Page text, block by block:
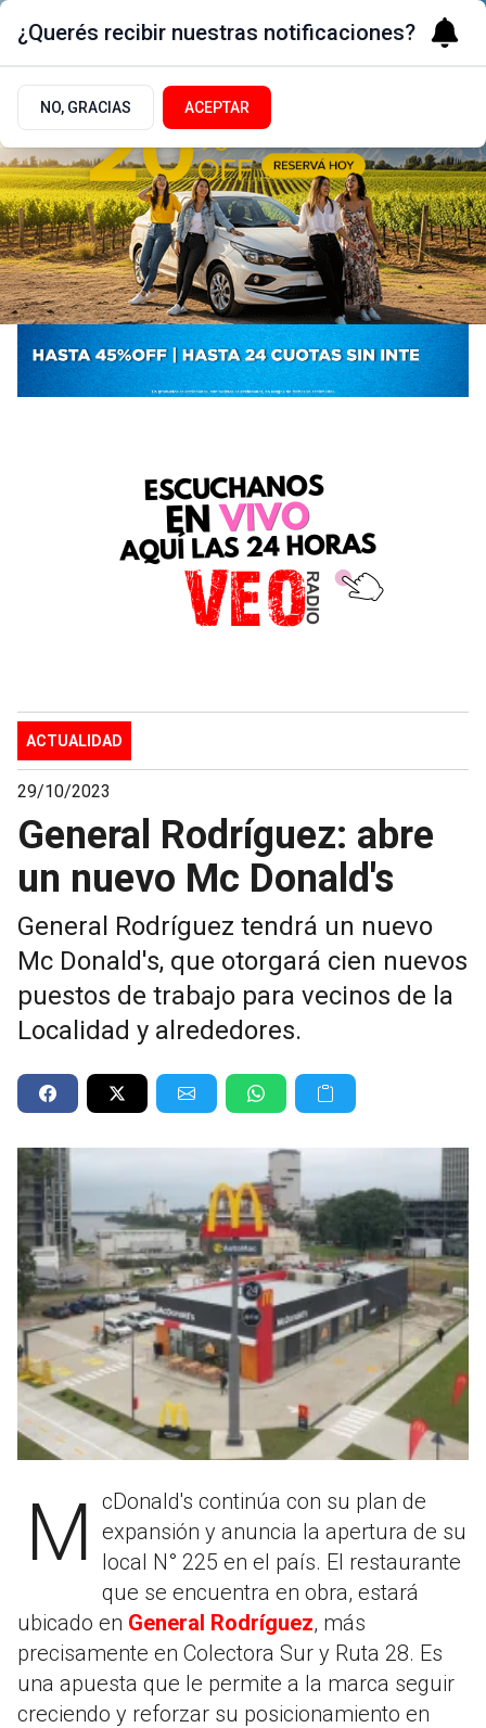
ACTUALIDAD
29/10/2023
General Rodríguez: abre
un nuevo Mc Donald's
General Rodríguez tendrá un nuevo
Mc Donald's, que otorgará cien nuevos
puestos de trabajo para vecinos de la
Localidad y alrededores.
McDonald's continúa con su plan de expansión y anuncia la apertura de su
local N° 225 en el país. El restaurante
que se encuentra en obra, estará
ubicado en General Rodríguez, más
precisamente en Colectora Sur y Ruta 28. Es
una apuesta que le permite a la marca seguir
creciendo y reforzar su posicionamiento en
¿Querés recibir nuestras notificaciones?
NO, GRACIAS ACEPTAR